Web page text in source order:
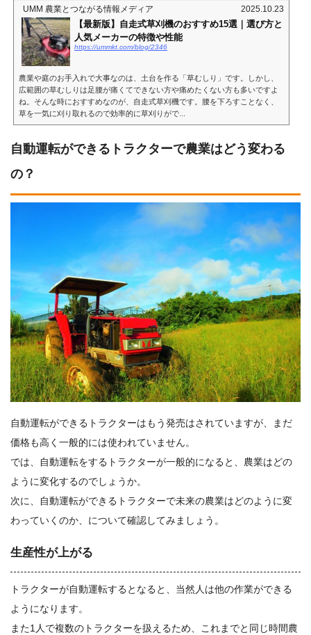
UMM 農業とつながる情報メディア 2025.10.23
【最新版】自走式草刈機のおすすめ15選｜選び方と
人気メーカーの特徴や性能
https://ummkt.com/blog/2346
農業や庭のお手入れで大事なのは、土台を作る「草むしり」です。しかし、
広範囲の草むしりは足腰が痛くてできない方や痛めたくない方も多いですよ
ね。そんな時におすすめなのが、自走式草刈機です。腰を下ろすことなく、
草を一気に刈り取れるので効率的に草刈りがで...
自動運転ができるトラクターで農業はどう変わる
の？
自動運転ができるトラクターはもう発売はされていますが、まだ
価格も高く一般的には使われていません。
では、自動運転をするトラクターが一般的になると、農業はどの
ように変化するのでしょうか。
次に、自動運転ができるトラクターで未来の農業はどのように変
わっていくのか、について確認してみましょう。
生産性が上がる
トラクターが自動運転するとなると、当然人は他の作業ができる
ようになります。
また1人で複数のトラクターを扱えるため、これまでと同じ時間農